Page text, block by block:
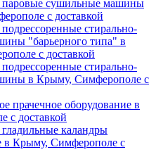
паровые сушильные машины
с доставкой
стирально-
"барьерного типа" в
с доставкой
стирально-
в Крыму, Симферополе с
прачечное оборудование в
с доставкой
каландры
в Крыму, Симферополе с